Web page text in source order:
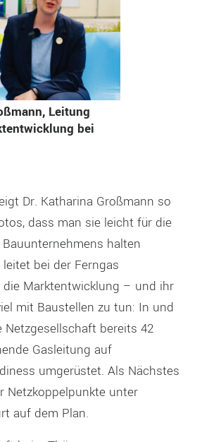
Leitung
bei
Dr. Katharina Großmann so
dass man sie leicht für die
halten
bei der Ferngas
Marktentwicklung – und ihr
mit Baustellen zu tun: In und
bereits 42
Gasleitung auf
umgerüstet. Als Nächstes
Netzkoppelpunkte unter
auf dem Plan.